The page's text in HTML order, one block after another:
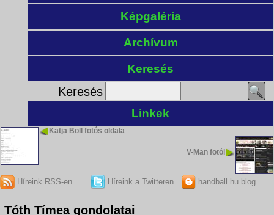
Képgaléria
Archívum
Keresés
Keresés
Linkek
Katja Boll fotós oldala
V-Man fotói
Híreink RSS-en Híreink a Twitteren handball.hu blog
Tóth Tímea gondolatai